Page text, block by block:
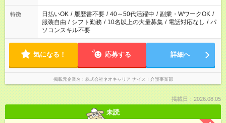
特徴 日払いOK / 履歴書不要 / 40～50代活躍中 / 副業・WワークOK /
服装自由 / シフト勤務 / 10名以上の大量募集 / 電話対応なし / パ
ソコンスキル不要
気になる！ 応募する 詳細へ
掲載元企業名 株式会社ネオキャリア ナイス！介護事業部
掲載日：2026.08.05
未読